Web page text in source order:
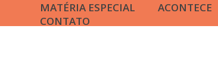
MATÉRIA ESPECIAL ACONTECE
CONTATO